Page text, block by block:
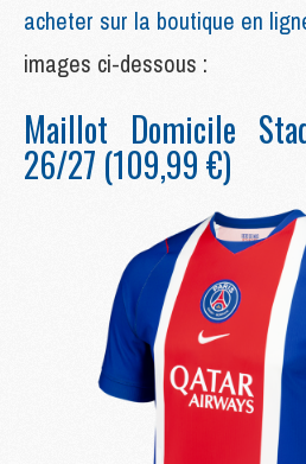
acheter sur la boutique en
images ci-dessous :
Maillot Domicile
26/27 (109,99 €)